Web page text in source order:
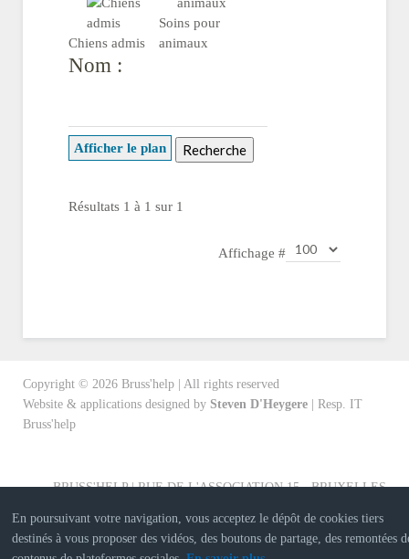
Chiens admis
Soins pour
animaux
Nom :
Afficher le plan
Résultats 1 à 1 sur 1
Affichage #
Copyright © 2026 Bruss'help | All rights reserved
Website & applications designed by Steven D'Heygere | Resp. IT
Bruss'help
En poursuivant votre navigation, vous acceptez le dépôt de cookies tiers
destinés à vous proposer des vidéos, des boutons de partage, des remontées
BRUSS'HELP | RUE DE L'ASSOCIATION 15 - BRUXELLES